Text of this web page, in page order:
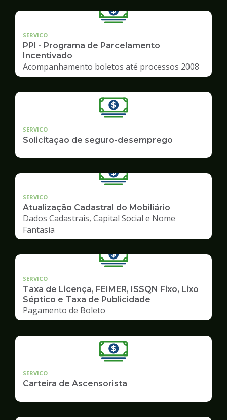
SERVICO
PPI - Programa de Parcelamento
Incentivado
Acompanhamento boletos até processos 2008
SERVICO
Solicitação de seguro-desemprego
SERVICO
Atualização Cadastral do Mobiliário
Dados Cadastrais, Capital Social e Nome
Fantasia
SERVICO
Taxa de Licença, FEIMER, ISSQN Fixo, Lixo
Séptico e Taxa de Publicidade
Pagamento de Boleto
SERVICO
Carteira de Ascensorista